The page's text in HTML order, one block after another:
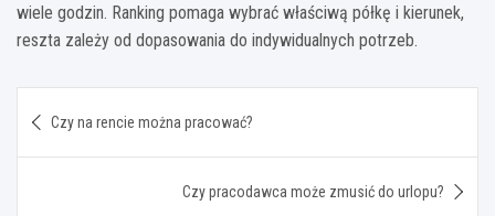
wiele godzin. Ranking pomaga wybrać właściwą półkę i kierunek,
reszta zależy od dopasowania do indywidualnych potrzeb.
wpisu
Czy na rencie można pracować?
Czy pracodawca może zmusić do urlopu?